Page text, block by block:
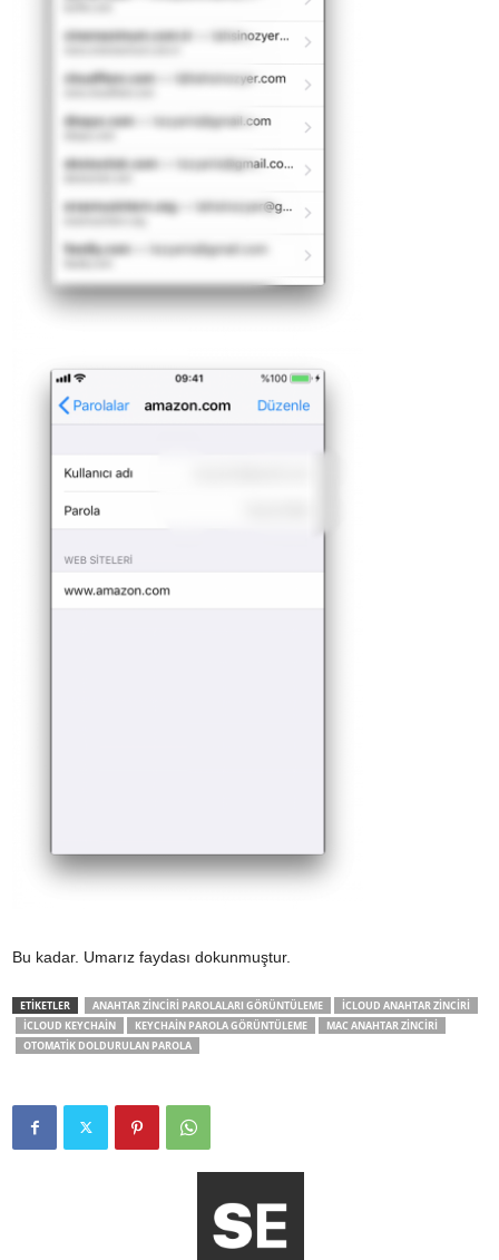
Bu kadar. Umarız faydası dokunmuştur.
ETİKETLER ANAHTAR ZINCIRI PAROLALARI GÖRÜNTÜLEME
ICLOUD ANAHTAR ZINCIRI
ICLOUD KEYCHAIN
KEYCHAIN PAROLA GÖRÜNTÜLEME
MAC ANAHTAR ZINCIRI
OTOMATIK DOLDURULAN PAROLA